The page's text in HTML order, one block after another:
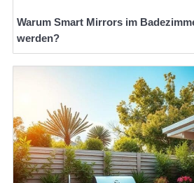
Warum Smart Mirrors im
werden?